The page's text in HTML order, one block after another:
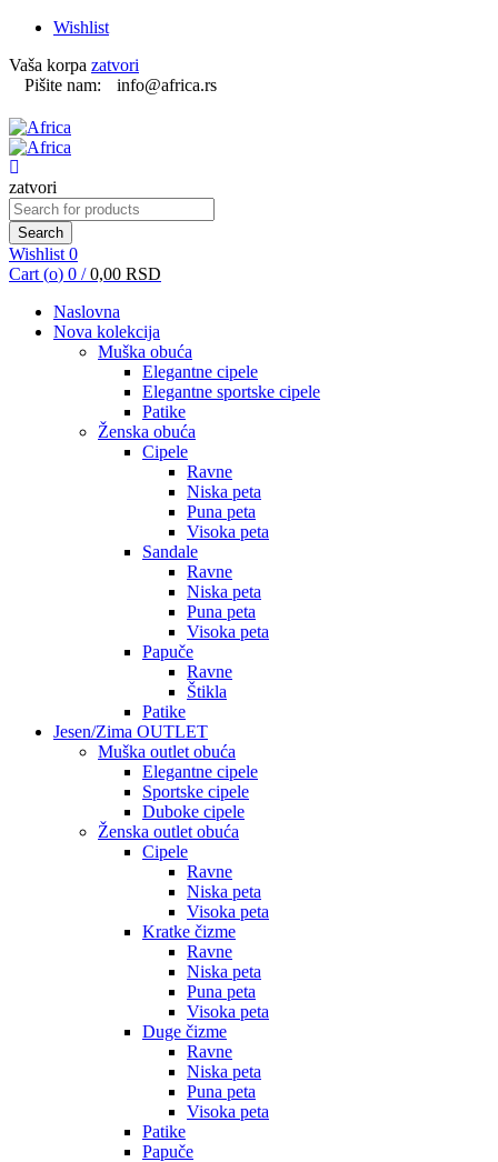
Wishlist
Vaša korpa zatvori
Pišite nam:
info@africa.rs
zatvori
Search for:
Search
Wishlist 0
Cart (o) 0 / 0,00 RSD
Naslovna
Nova kolekcija
Muška obuća
Elegantne cipele
Elegantne sportske cipele
Patike
Ženska obuća
Cipele
Ravne
Niska peta
Puna peta
Visoka peta
Sandale
Ravne
Niska peta
Puna peta
Visoka peta
Papuče
Ravne
Štikla
Patike
Jesen/Zima OUTLET
Muška outlet obuća
Elegantne cipele
Sportske cipele
Duboke cipele
Ženska outlet obuća
Cipele
Ravne
Niska peta
Visoka peta
Kratke čizme
Ravne
Niska peta
Puna peta
Visoka peta
Duge čizme
Ravne
Niska peta
Puna peta
Visoka peta
Patike
Papuče